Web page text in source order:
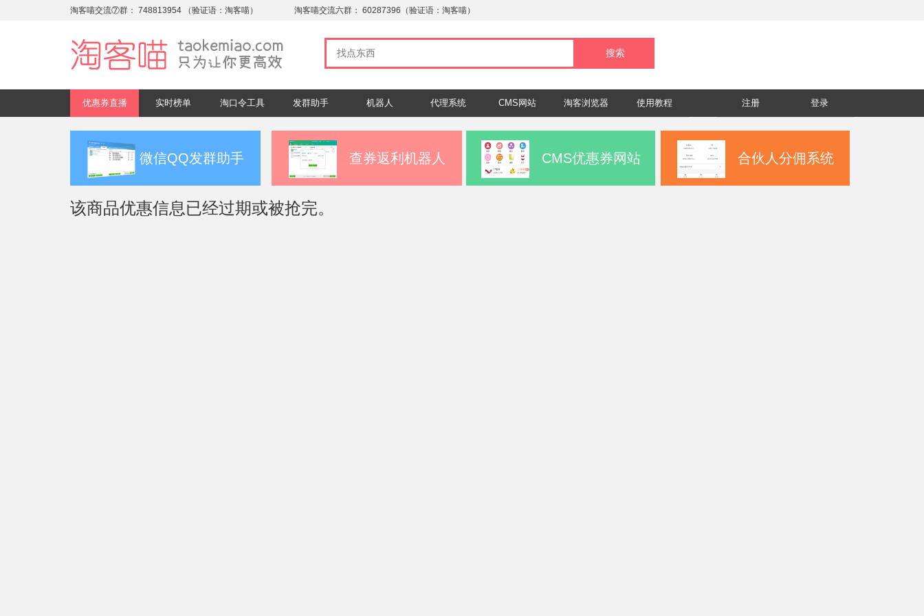
淘客喵交流⑦群： 748813954 （验证语：淘客喵） 淘客喵交流六群： 60287396 （验证语：淘客喵）
优惠券直播 实时榜单 淘口令工具 发群助手 机器人 代理系统 CMS网站 淘客浏览器 使用教程 注册 登录
微信QQ发群助手 查券返利机器人 CMS优惠券网站 合伙人分佣系统
该商品优惠信息已经过期或被抢完。